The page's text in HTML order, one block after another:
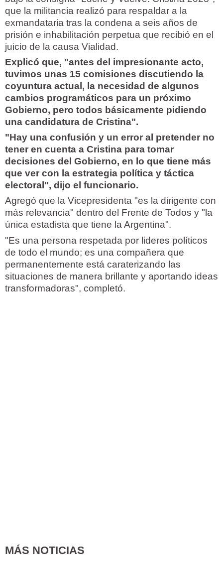
que la militancia realizó para respaldar a la
exmandataria tras la condena a seis años de
prisión e inhabilitación perpetua que recibió en el
juicio de la causa Vialidad.
Explicó que, "antes del impresionante acto,
tuvimos unas 15 comisiones discutiendo la
coyuntura actual, la necesidad de algunos
cambios programáticos para un próximo
Gobierno, pero todos básicamente pidiendo
una candidatura de Cristina".
"Hay una confusión y un error al pretender no
tener en cuenta a Cristina para tomar
decisiones del Gobierno, en lo que tiene más
que ver con la estrategia política y táctica
electoral", dijo el funcionario.
Agregó que la Vicepresidenta "es la dirigente con
más relevancia" dentro del Frente de Todos y "la
única estadista que tiene la Argentina".
"Es una persona respetada por lideres políticos
de todo el mundo; es una compañera que
permanentemente está caraterizando las
situaciones de manera brillante y aportando ideas
transformadoras", completó.
MÁS NOTICIAS